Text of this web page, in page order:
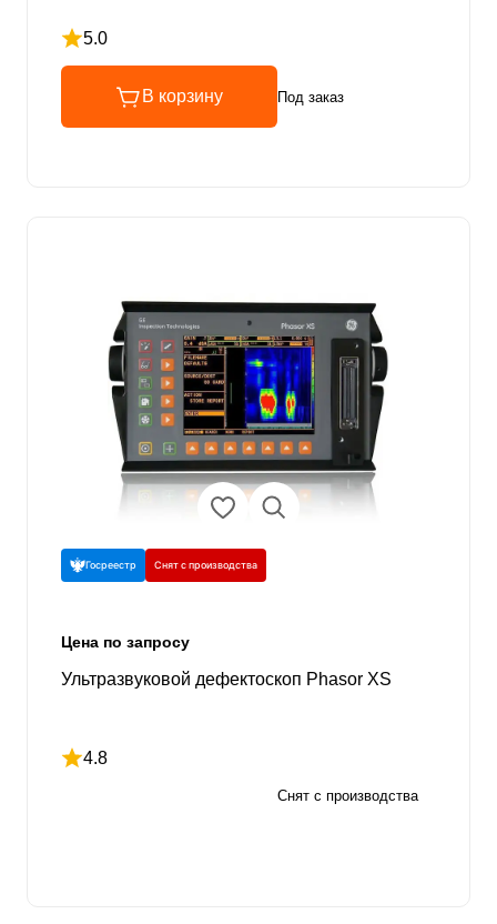
5.0
Рейтинг 5 из 5
В корзину Под заказ
Госреестр Снят с производства
Цена по запросу
Ультразвуковой дефектоскоп Phasor XS
4.8
Рейтинг 4.8 из 5
Снят с производства